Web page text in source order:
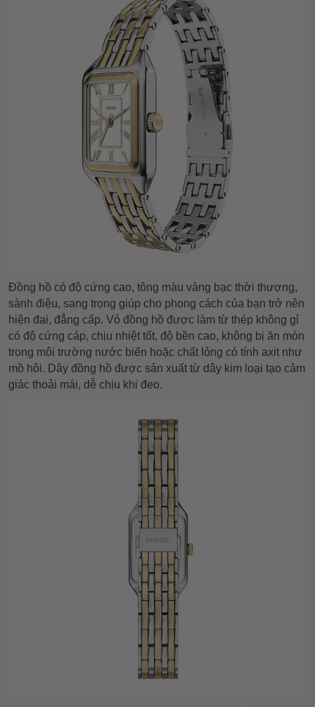
Đồng hồ có độ cứng cao, tông màu vàng bạc thời thượng,
sành điệu, sang trọng giúp cho phong cách của bạn trở nên
hiện đại, đẳng cấp. Vỏ đồng hồ được làm từ thép không gỉ
có độ cứng cáp, chịu nhiệt tốt, độ bền cao, không bị ăn mòn
trong môi trường nước biển hoặc chất lỏng có tính axit như
mồ hôi. Dây đồng hồ được sản xuất từ dây kim loại tạo cảm
giác thoải mái, dễ chịu khi đeo.